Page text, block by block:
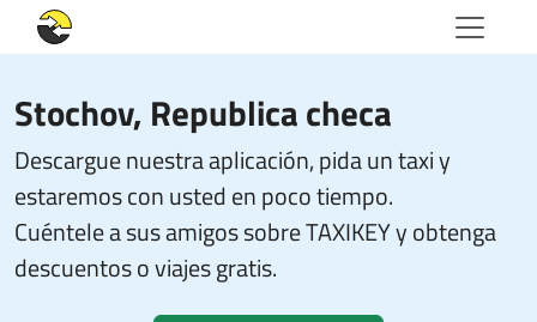
Stochov, Republica checa
Descargue nuestra aplicación, pida un taxi y
estaremos con usted en poco tiempo.
Cuéntele a sus amigos sobre TAXIKEY y obtenga
descuentos o viajes gratis.